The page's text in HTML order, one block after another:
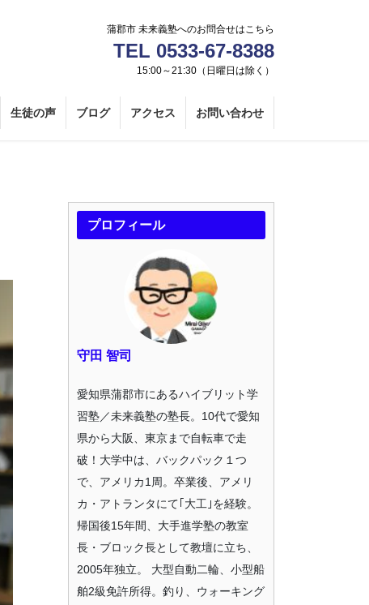
蒲郡市 未来義塾へのお問合せはこちら
TEL 0533-67-8388
15:00～21:30（日曜日は除く）
生徒の声 ブログ アクセス お問い合わせ
プロフィール
守田 智司
愛知県蒲郡市にあるハイブリット学
習塾／未来義塾の塾長。10代で愛知
県から大阪、東京まで自転車で走
破！大学中は、バックパック１つ
で、アメリカ1周。卒業後、アメリ
カ・アトランタにて｢大工｣を経験。
帰国後15年間、大手進学塾の教室
長・ブロック長として教壇に立ち、
2005年独立。 大型自動二輪、小型船
舶2級免許所得。釣り、ウォーキング